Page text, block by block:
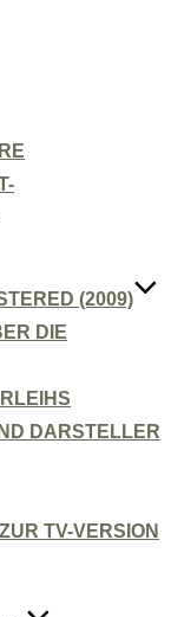
(2009)
DIE
DARSTELLER
TV-VERSION